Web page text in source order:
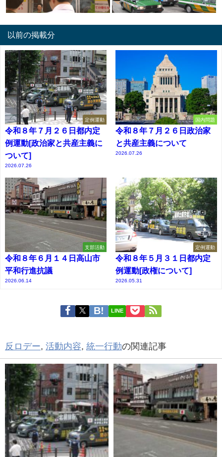
以前の掲載分
定例運動
令和８年７月２６日都内定
例運動[政治家と共産主義に
ついて]
2026.07.26
国内問題
令和８年７月２６日政治家
と共産主義について
2026.07.26
支部活動
令和８年６月１４日高山市
平和行進抗議
2026.06.14
定例運動
令和８年５月３１日都内定
例運動[政権について]
2026.05.31
LINE
反ロデー, 活動内容, 統一行動の関連記事